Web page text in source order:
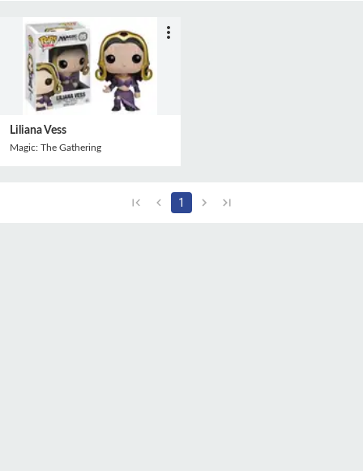
Liliana Vess
Magic: The Gathering
1